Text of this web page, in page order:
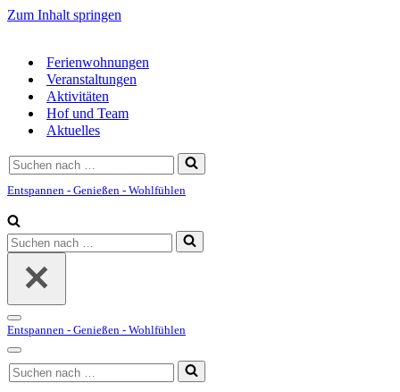
Zum Inhalt springen
Ferienwohnungen
Veranstaltungen
Aktivitäten
Hof und Team
Aktuelles
Suchen
nach …
Entspannen - Genießen - Wohlfühlen
Suchen
nach …
Navigationsmenü
Entspannen - Genießen - Wohlfühlen
Navigationsmenü
Suchen
nach …